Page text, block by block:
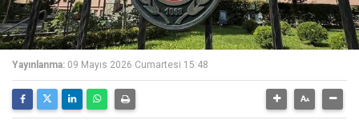
Yayınlanma: 09 Mayıs 2026 Cumartesi 15:48